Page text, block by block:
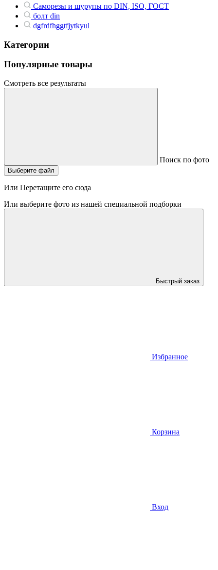
Саморезы и шурупы по DIN, ISO, ГОСТ
болт din
dgfrdfhggtfjytkyul
Категории
Популярные товары
Смотреть все результаты
Поиск по фото
Выберите файл
Или Перетащите его сюда
Или выберите фото из нашей специальной подборки
Быстрый заказ
Избранное
Корзина
Вход